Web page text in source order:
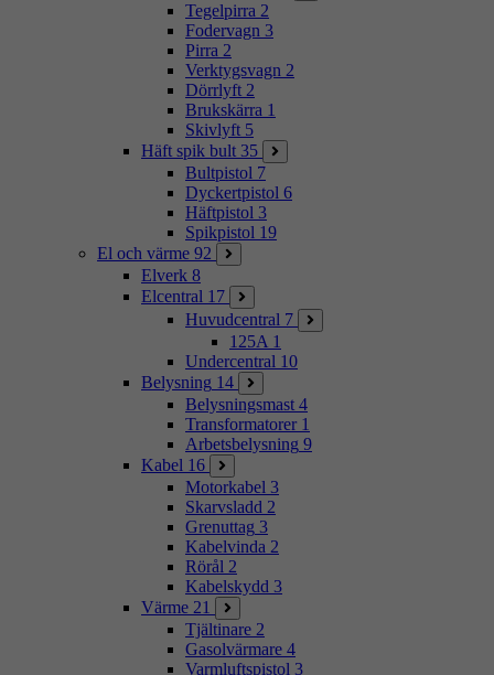
Tegelpirra 2
Fodervagn 3
Pirra 2
Verktygsvagn 2
Dörrlyft 2
Brukskärra 1
Skivlyft 5
Häft spik bult 35
Bultpistol 7
Dyckertpistol 6
Häftpistol 3
Spikpistol 19
El och värme 92
Elverk 8
Elcentral 17
Huvudcentral 7
125A 1
Undercentral 10
Belysning 14
Belysningsmast 4
Transformatorer 1
Arbetsbelysning 9
Kabel 16
Motorkabel 3
Skarvsladd 2
Grenuttag 3
Kabelvinda 2
Rörål 2
Kabelskydd 3
Värme 21
Tjältinare 2
Gasolvärmare 4
Varmluftspistol 3